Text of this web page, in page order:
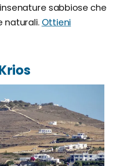
sabbiose che
naturali. Ottieni